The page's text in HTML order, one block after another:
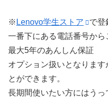
※ Lenovo学生ストア
で登
一番下にある電話番号から
最大5年のあんしん保証
オプション扱いとなりま
とができます。
長期間使いたい方にはうっ